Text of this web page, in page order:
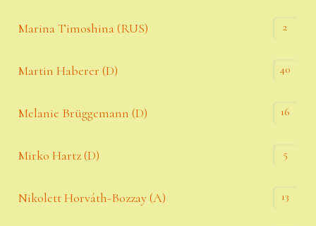
Marina Timoshina (RUS) 2
Martin Haberer (D) 40
Melanie Brüggemann (D) 16
Mirko Hartz (D) 5
Nikolett Horváth-Bozzay (A) 13